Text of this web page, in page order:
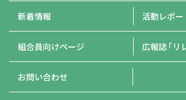
新着情報 活動レポー
組合員向けページ 広報誌「リ
お問い合わせ